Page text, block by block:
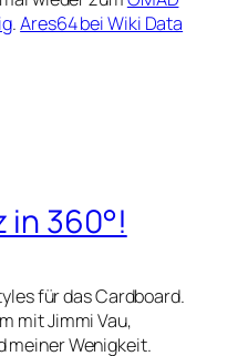
.Ares64 bei Wiki Data
in 360°!
für das Cardboard.
mit Jimmi Vau,
meiner Wenigkeit.